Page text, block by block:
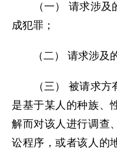
（一） 请求涉及
成犯罪；
（二） 请求涉及的
（三） 被请求方
是基于某人的种族、
解而对该人进行调查
讼程序，或者该人的